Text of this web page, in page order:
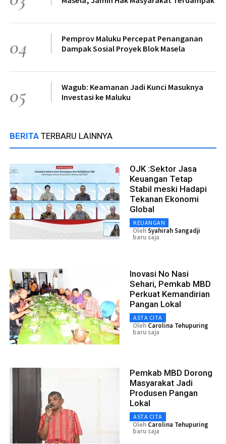
04
Pemprov Maluku Percepat Penanganan
Dampak Sosial Proyek Blok Masela
05
Wagub: Keamanan Jadi Kunci Masuknya
Investasi ke Maluku
BERITA TERBARU LAINNYA
OJK :Sektor Jasa
Keuangan Tetap
Stabil meski Hadapi
Tekanan Ekonomi
Global
KEUANGAN
OlehSyahirah Sangadji
baru saja
Inovasi No Nasi
Sehari, Pemkab MBD
Perkuat Kemandirian
Pangan Lokal
ASTA CITA
Oleh Carolina Tehupuring
baru saja
Pemkab MBD Dorong
Masyarakat Jadi
Produsen Pangan
Lokal
ASTA CITA
Oleh Carolina Tehupuring
baru saja